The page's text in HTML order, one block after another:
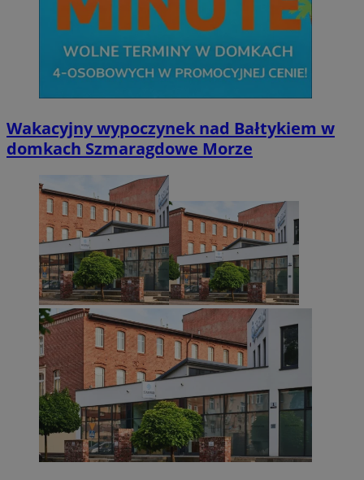
Wakacyjny wypoczynek nad Bałtykiem w
domkach Szmaragdowe Morze